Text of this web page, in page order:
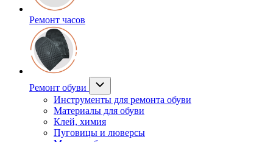
Ремонт часов
Ремонт обуви
Инструменты для ремонта обуви
Материалы для обуви
Клей, химия
Пуговицы и люверсы